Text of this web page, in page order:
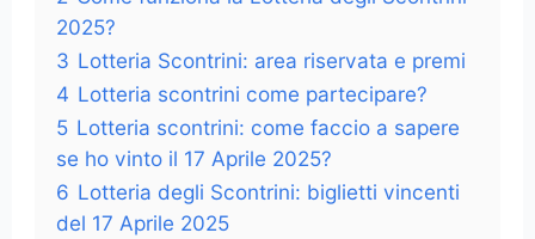
2025?
3 Lotteria Scontrini: area riservata e premi
4 Lotteria scontrini come partecipare?
5 Lotteria scontrini: come faccio a sapere
se ho vinto il 17 Aprile 2025?
6 Lotteria degli Scontrini: biglietti vincenti
del 17 Aprile 2025